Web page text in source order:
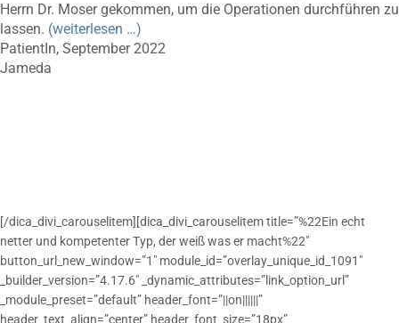
Herrn Dr. Moser gekommen, um die Operationen durchführen zu
lassen. (weiterlesen …)
PatientIn, September 2022
Jameda
[/dica_divi_carouselitem][dica_divi_carouselitem title=”%22Ein echt
netter und kompetenter Typ, der weiß was er macht%22″
button_url_new_window=”1″ module_id=”overlay_unique_id_1091″
_builder_version=”4.17.6″ _dynamic_attributes=”link_option_url”
_module_preset=”default” header_font=”||on||||||”
header_text_align=”center” header_font_size=”18px”